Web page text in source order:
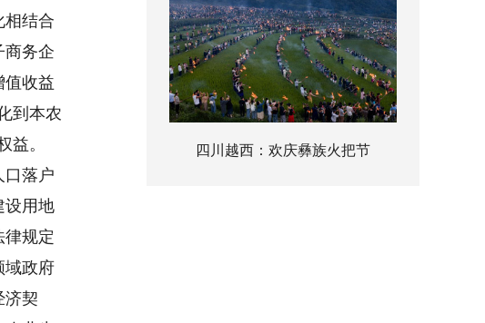
相结合
商务企
值收益
到本农
益。
落户
设用地
规定
域政府
济契
四川越西：欢庆彝族火把节